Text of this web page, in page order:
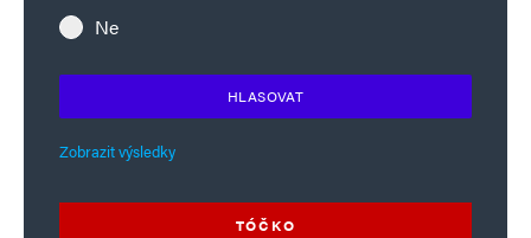
Ne
HLASOVAT
Zobrazit výsledky
TÓČKO